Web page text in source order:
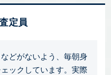
定員
どがないよう、毎朝身
ックしています。実際